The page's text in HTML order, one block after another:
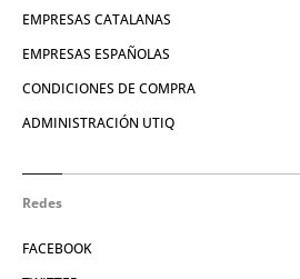
EMPRESAS CATALANAS
EMPRESAS ESPAÑOLAS
CONDICIONES DE COMPRA
ADMINISTRACIÓN UTIQ
Redes
FACEBOOK